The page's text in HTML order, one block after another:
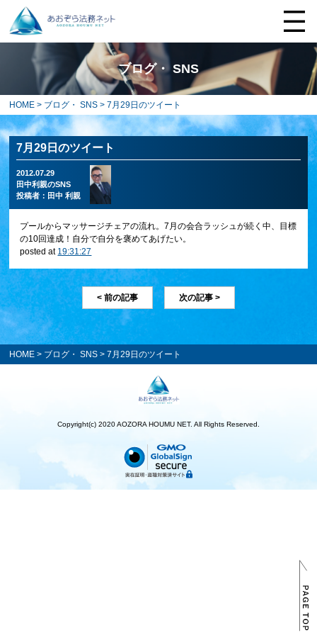
ブログ・ SNS
HOME > ブログ・ SNS > 7月29日のツイート
7月29日のツイート
2012.07.29
田中利親のSNS
投稿者： 田中 利親
プールからマッサージチェアの流れ。7月の会合ラッシュが続く中、目標
の10回達成！自分で自分を褒めてあげたい。
posted at 19:31:27
< 前の記事 次の記事 >
HOME > ブログ・ SNS > 7月29日のツイート
Copyright(c) 2020 AOZORA HOUMU NET. All Rights Reserved.